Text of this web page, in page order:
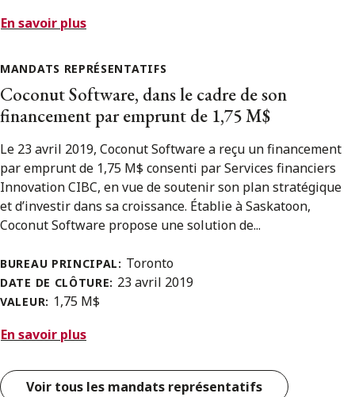
En savoir plus
MANDATS REPRÉSENTATIFS
Coconut Software, dans le cadre de son
financement par emprunt de 1,75 M$
Le 23 avril 2019, Coconut Software a reçu un financement
par emprunt de 1,75 M$ consenti par Services financiers
Innovation CIBC, en vue de soutenir son plan stratégique
et d’investir dans sa croissance. Établie à Saskatoon,
Coconut Software propose une solution de...
BUREAU PRINCIPAL: Toronto
DATE DE CLÔTURE: 23 avril 2019
VALEUR: 1,75 M$
En savoir plus
Voir tous les mandats représentatifs